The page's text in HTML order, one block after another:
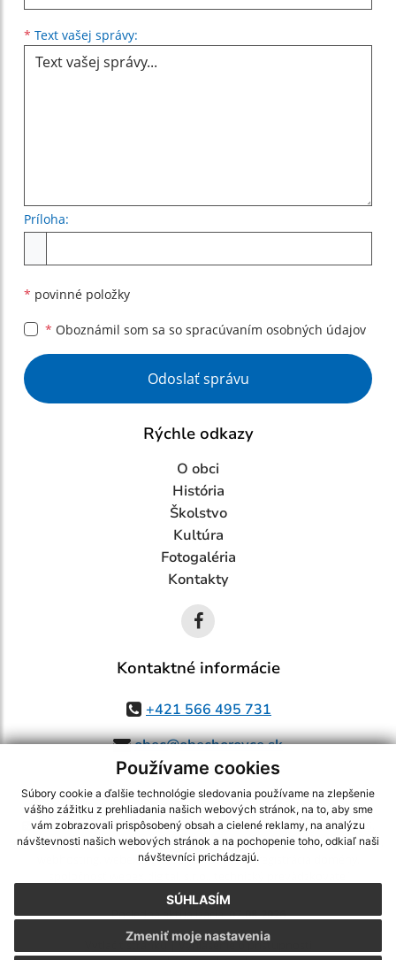
Používame cookies
Súbory cookie a ďalšie technológie sledovania používame na zlepšenie
vášho zážitku z prehliadania našich webových stránok, na to, aby sme
vám zobrazovali prispôsobený obsah a cielené reklamy, na analýzu
návštevnosti našich webových stránok a na pochopenie toho, odkiaľ naši
návštevníci prichádzajú.
SÚHLASÍM
Zmeniť moje nastavenia
* Text vašej správy:
Príloha:
* povinné položky
* Oboznámil som sa so spracúvaním osobných údajov
Google reCaptcha Response
Odoslať správu
Rýchle odkazy
O obci
História
Školstvo
Kultúra
Fotogaléria
Kontakty
Kontaktné informácie
+421 566 495 731
obec@obechorovce.sk
využite možnosť získavania aktuálnych informácií s využitím RSS
CMS systém (redakčný) systém ECHELON 2,Mapa stránok,web portál
webex.digital, s.r.o.,domény,registrácia domény
Posledná aktualizácia:07.08.2026
Vytlačiť stránku|Vyhlásenie o prístupnosti